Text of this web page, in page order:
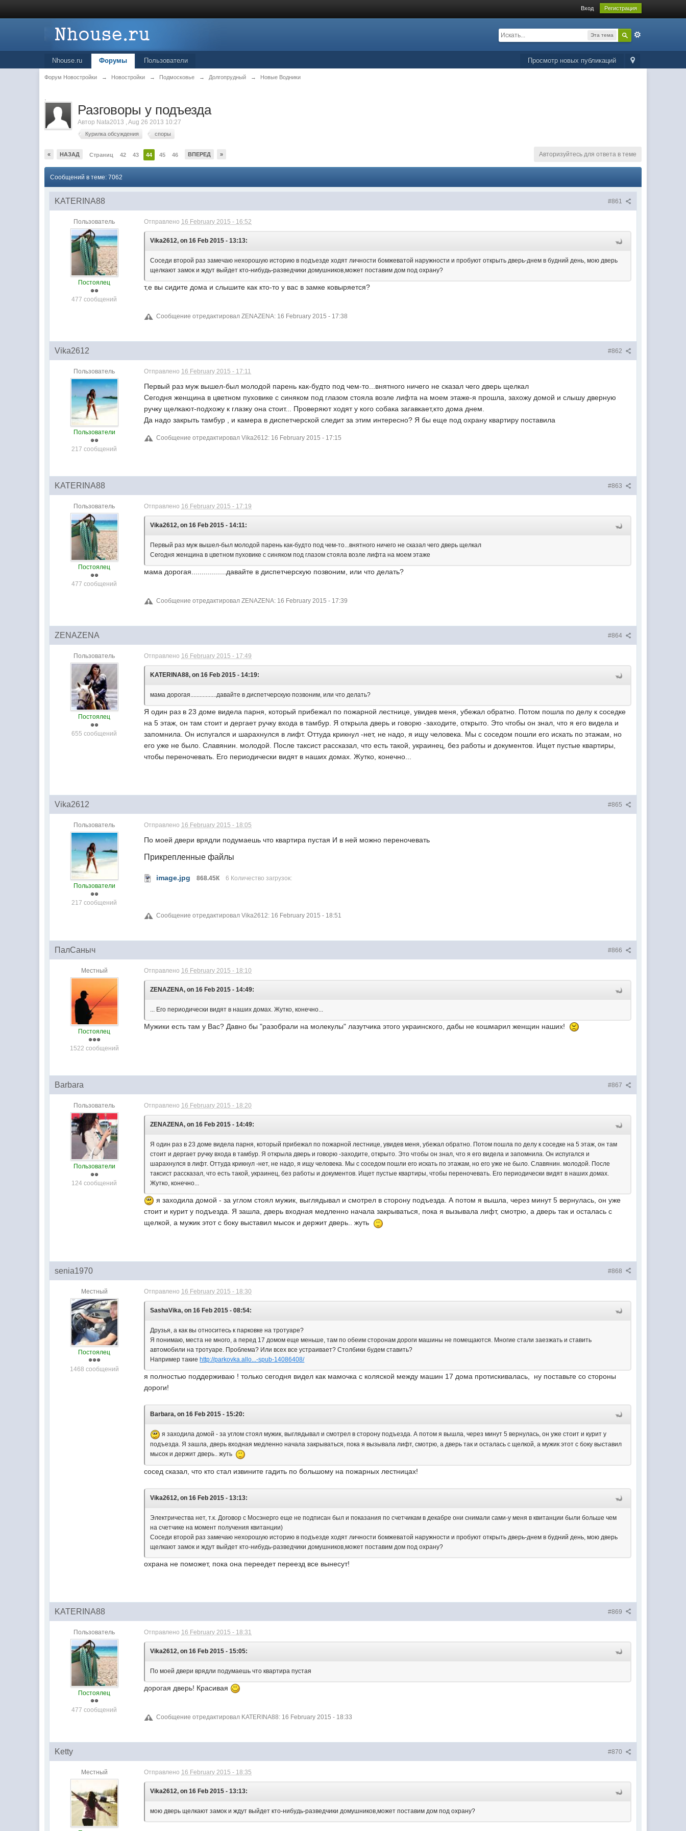
Вход Регистрация
Эта тема
Просмотр новых публикаций
Nhouse.ru Форумы Пользователи
Форум Новостройки → Новостройки → Подмосковье → Долгопрудный → Новые Водники
.
Разговоры у подъезда
Автор Nata2013 ,Aug 26 2013 10:27
Курилка обсуждения споры
« НАЗАД Страниц 42 43 44 45 46 ВПЕРЕД » Авторизуйтесь для ответа в теме
Сообщений в теме: 7062
#861
KATERINA88
Пользователь
Постоялец
477 сообщений
Отправлено 16 February 2015 - 16:52
Vika2612, on 16 Feb 2015 - 13:13:
Соседи второй раз замечаю нехорошую историю в подъезде ходят личности бомжеватой наружности и пробуют открыть дверь-днем в будний день, мою дверь
щелкают замок и ждут выйдет кто-нибудь-разведчики домушников,может поставим дом под охрану?
т,е вы сидите дома и слышите как кто-то у вас в замке ковыряется?
Сообщение отредактировал ZENAZENA: 16 February 2015 - 17:38
#862
Vika2612
Пользователь
Пользователи
217 сообщений
Отправлено 16 February 2015 - 17:11
Первый раз муж вышел-был молодой парень как-будто под чем-то...внятного ничего не сказал чего дверь щелкал
Сегодня женщина в цветном пуховике с синяком под глазом стояла возле лифта на моем этаже-я прошла, захожу домой и слышу дверную
ручку щелкают-подхожу к глазку она стоит... Проверяют ходят у кого собака загавкает,кто дома днем.
Да надо закрыть тамбур , и камера в диспетчерской следит за этим интересно? Я бы еще под охрану квартиру поставила
Сообщение отредактировал Vika2612: 16 February 2015 - 17:15
#863
KATERINA88
Пользователь
Постоялец
477 сообщений
Отправлено 16 February 2015 - 17:19
Vika2612, on 16 Feb 2015 - 14:11:
Первый раз муж вышел-был молодой парень как-будто под чем-то...внятного ничего не сказал чего дверь щелкал
Сегодня женщина в цветном пуховике с синяком под глазом стояла возле лифта на моем этаже
мама дорогая.................давайте в диспетчерскую позвоним, или что делать?
Сообщение отредактировал ZENAZENA: 16 February 2015 - 17:39
#864
ZENAZENA
Пользователь
Постоялец
655 сообщений
Отправлено 16 February 2015 - 17:49
KATERINA88, on 16 Feb 2015 - 14:19:
мама дорогая.................давайте в диспетчерскую позвоним, или что делать?
Я один раз в 23 доме видела парня, который прибежал по пожарной лестнице, увидев меня, убежал обратно. Потом пошла по делу к соседке
на 5 этаж, он там стоит и дергает ручку входа в тамбур. Я открыла дверь и говорю -заходите, открыто. Это чтобы он знал, что я его видела и
запомнила. Он испугался и шарахнулся в лифт. Оттуда крикнул -нет, не надо, я ищу человека. Мы с соседом пошли его искать по этажам, но
его уже не было. Славянин. молодой. После таксист рассказал, что есть такой, украинец, без работы и документов. Ищет пустые квартиры,
чтобы переночевать. Его периодически видят в наших домах. Жутко, конечно...
#865
Vika2612
Пользователь
Пользователи
217 сообщений
Отправлено 16 February 2015 - 18:05
По моей двери врядли подумаешь что квартира пустая И в ней можно переночевать
Прикрепленные файлы
image.jpg 868.45К 6 Количество загрузок:
Сообщение отредактировал Vika2612: 16 February 2015 - 18:51
#866
ПалСаныч
Местный
Постоялец
1522 сообщений
Отправлено 16 February 2015 - 18:10
ZENAZENA, on 16 Feb 2015 - 14:49:
... Его периодически видят в наших домах. Жутко, конечно...
Мужики есть там у Вас? Давно бы "разобрали на молекулы" лазутчика этого украинского, дабы не кошмарил женщин наших!
#867
Barbara
Пользователь
Пользователи
124 сообщений
Отправлено 16 February 2015 - 18:20
ZENAZENA, on 16 Feb 2015 - 14:49:
Я один раз в 23 доме видела парня, который прибежал по пожарной лестнице, увидев меня, убежал обратно. Потом пошла по делу к соседке на 5 этаж, он там
стоит и дергает ручку входа в тамбур. Я открыла дверь и говорю -заходите, открыто. Это чтобы он знал, что я его видела и запомнила. Он испугался и
шарахнулся в лифт. Оттуда крикнул -нет, не надо, я ищу человека. Мы с соседом пошли его искать по этажам, но его уже не было. Славянин. молодой. После
таксист рассказал, что есть такой, украинец, без работы и документов. Ищет пустые квартиры, чтобы переночевать. Его периодически видят в наших домах.
Жутко, конечно...
я заходила домой - за углом стоял мужик, выглядывал и смотрел в сторону подъезда. А потом я вышла, через минут 5 вернулась, он уже
стоит и курит у подъезда. Я зашла, дверь входная медленно начала закрываться, пока я вызывала лифт, смотрю, а дверь так и осталась с
щелкой, а мужик этот с боку выставил мысок и держит дверь.. жуть
#868
senia1970
Местный
Постоялец
1468 сообщений
Отправлено 16 February 2015 - 18:30
SashaVika, on 16 Feb 2015 - 08:54:
Друзья, а как вы относитесь к парковке на тротуаре?
Я понимаю, места не много, а перед 17 домом еще меньше, там по обеим сторонам дороги машины не помещаются. Многие стали заезжать и ставить
автомобили на тротуаре. Проблема? Или всех все устраивает? Столбики будем ставить?
Например такиеhttp://parkovka.allo...-spub-14086408/
я полностью поддерживаю ! только сегодня видел как мамочка с коляской между машин 17 дома протискивалась, ну поставьте со стороны
дороги!
Barbara, on 16 Feb 2015 - 15:20:
я заходила домой - за углом стоял мужик, выглядывал и смотрел в сторону подъезда. А потом я вышла, через минут 5 вернулась, он уже стоит и курит у
подъезда. Я зашла, дверь входная медленно начала закрываться, пока я вызывала лифт, смотрю, а дверь так и осталась с щелкой, а мужик этот с боку выставил
мысок и держит дверь.. жуть
сосед сказал, что кто стал извините гадить по большому на пожарных лестницах!
Vika2612, on 16 Feb 2015 - 13:13:
Электричества нет, т.к. Договор с Мосэнерго еще не подписан был и показания по счетчикам в декабре они снимали сами-у меня в квитанции были больше чем
на счетчике на момент получения квитанции)
Соседи второй раз замечаю нехорошую историю в подъезде ходят личности бомжеватой наружности и пробуют открыть дверь-днем в будний день, мою дверь
щелкают замок и ждут выйдет кто-нибудь-разведчики домушников,может поставим дом под охрану?
охрана не поможет, пока она переедет переезд все вынесут!
#869
KATERINA88
Пользователь
Постоялец
477 сообщений
Отправлено 16 February 2015 - 18:31
Vika2612, on 16 Feb 2015 - 15:05:
По моей двери врядли подумаешь что квартира пустая
дорогая дверь! Красивая
Сообщение отредактировал KATERINA88: 16 February 2015 - 18:33
#870
Ketty
Местный Отправлено 16 February 2015 - 18:35
Vika2612, on 16 Feb 2015 - 13:13:
мою дверь щелкают замок и ждут выйдет кто-нибудь-разведчики домушников,может поставим дом под охрану?